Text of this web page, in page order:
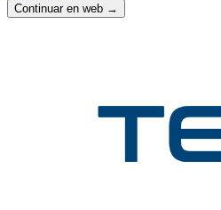
Continuar en web →